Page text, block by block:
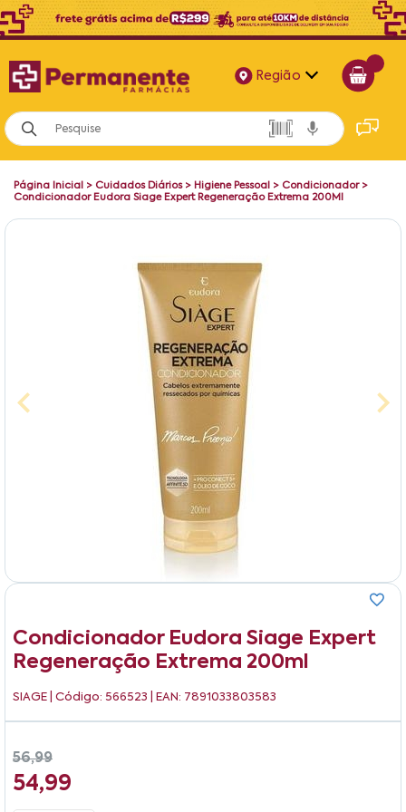
Região
Alagoas
Bahia
Paraíba
Página Inicial > Cuidados Diários> Higiene Pessoal > Condicionador>
Condicionador Eudora Siage Expert Regeneração Extrema 200Ml
Condicionador Eudora Siage Expert
Regeneração Extrema 200ml
SIAGE | Código: 566523 | EAN: 7891033803583
56,99
54,99